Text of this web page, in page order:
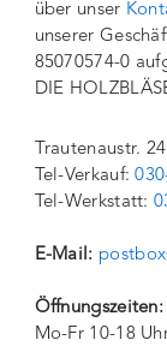
über unser
unserer
85070574-0
DIE
Trautenaustr.
Tel-Verkauf:
Tel-Werkstatt:
E-Mail:
Öffnungszeiten:
Mo-Fr 10-18